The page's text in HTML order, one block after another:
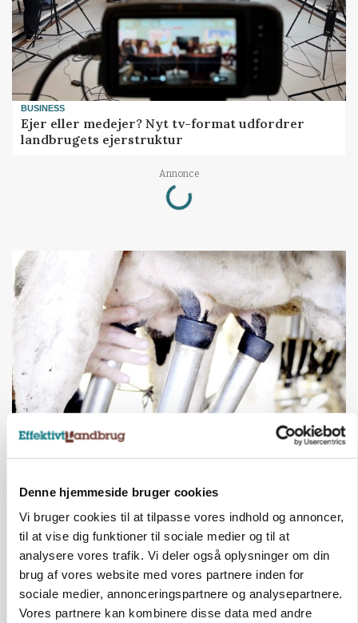
Denne hjemmeside bruger cookies
Vi bruger cookies til at tilpasse vores indhold og annoncer,
til at vise dig funktioner til sociale medier og til at
analysere vores trafik. Vi deler også oplysninger om din
brug af vores website med vores partnere inden for
sociale medier, annonceringspartnere og analysepartnere.
Vores partnere kan kombinere disse data med andre
BUSINESS
Ejer eller medejer? Nyt tv-format udfordrer
landbrugets ejerstruktur
Annonce
Loading...
Russisk mælkepris dykker 23 procent
Annonce